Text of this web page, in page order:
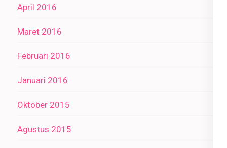
April 2016
Maret 2016
Februari 2016
Januari 2016
Oktober 2015
Agustus 2015